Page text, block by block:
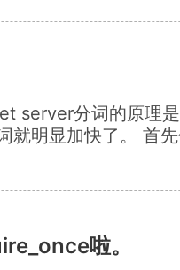
分词的原理
就明显加快了。 首
啦。